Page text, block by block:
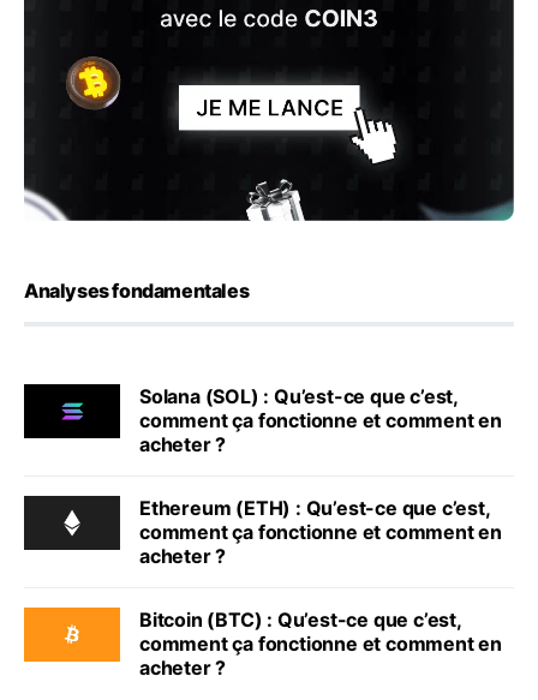
Analyses fondamentales
Solana (SOL) : Qu’est-ce que c’est,
comment ça fonctionne et comment en
acheter ?
Ethereum (ETH) : Qu’est-ce que c’est,
comment ça fonctionne et comment en
acheter ?
Bitcoin (BTC) : Qu’est-ce que c’est,
comment ça fonctionne et comment en
acheter ?